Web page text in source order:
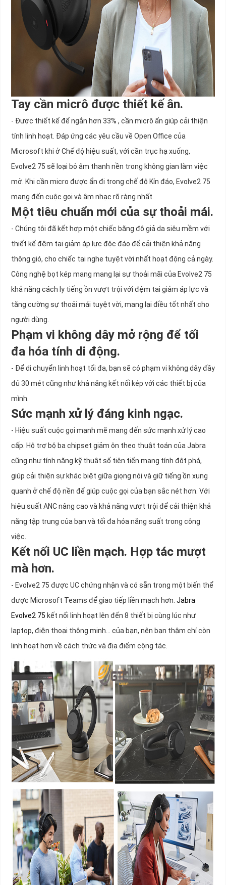
Tay cần micrô được thiết kế ân.
- Được thiết kế để ngắn hơn 33% , cần micrô ẩn giúp cải thiện
tính linh hoạt. Đáp ứng các yêu cầu về Open Office của
Microsoft khi ở Chế độ hiệu suất, với cần trục hạ xuống,
Evolve2 75 sẽ loại bỏ âm thanh nền trong không gian làm việc
mở. Khi cần micro được ẩn đi trong chế độ Kín đáo, Evolve2 75
mang đến cuộc gọi và âm nhạc rõ ràng nhất.
Một tiêu chuẩn mới của sự thoải mái.
- Chúng tôi đã kết hợp một chiếc băng đô giả da siêu mềm với
thiết kế đệm tai giảm áp lực độc đáo để cải thiện khả năng
thông gió, cho chiếc tai nghe tuyệt vời nhất hoạt động cả ngày.
Công nghệ bọt kép mang mang lại sự thoải mãi của Evolve2 75
khả năng cách ly tiếng ồn vượt trội với đệm tai giảm áp lực và
tăng cường sự thoải mái tuyệt vời, mang lại điều tốt nhất cho
người dùng.
Phạm vi không dây mở rộng để tối
đa hóa tính di động.
- Để di chuyển linh hoạt tối đa, bạn sẽ có phạm vi không dây đầy
đủ 30 mét cũng như khả năng kết nối kép với các thiết bị của
mình.
Sức mạnh xử lý đáng kinh ngạc.
- Hiệu suất cuộc gọi mạnh mẽ mang đến sức mạnh xử lý cao
cấp. Hộ trợ bộ ba chipset giảm ôn theo thuật toán của Jabra
cũng như tính năng kỹ thuật số tiên tiến mang tính đột phá,
giúp cải thiện sự khác biệt giữa giọng nói và giữ tiếng ồn xung
quanh ở chế độ nền để giúp cuộc gọi của bạn sắc nét hơn. Với
hiệu suất ANC nâng cao và khả năng vượt trội để cải thiện khả
năng tập trung của bạn và tối đa hóa năng suất trong công
việc.
Kết nối UC liền mạch. Hợp tác mượt
mà hơn.
- Evolve2 75 được UC chứng nhận và có sẵn trong một biến thể
được Microsoft Teams để giao tiếp liền mạch hơn. Jabra
Evolve2 75 kết nối linh hoạt lên đến 8 thiết bị cùng lúc như
laptop, điện thoại thông minh... của bạn, nên bạn thậm chí còn
linh hoạt hơn về cách thức và địa điểm cộng tác.